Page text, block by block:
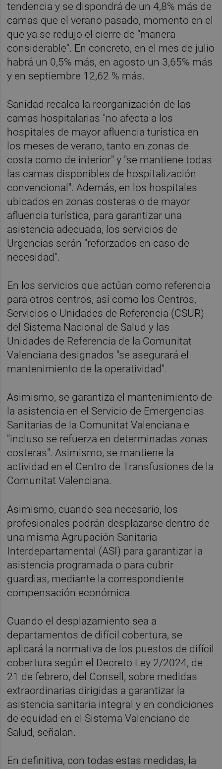
tendencia y se dispondrá de un 4,8% más de
camas que el verano pasado, momento en el
que ya se redujo el cierre de "manera
considerable". En concreto, en el mes de julio
habrá un 0,5% más, en agosto un 3,65% más
y en septiembre 12,62 % más.
Sanidad recalca la reorganización de las
camas hospitalarias "no afecta a los
hospitales de mayor afluencia turística en
los meses de verano, tanto en zonas de
costa como de interior" y "se mantiene todas
las camas disponibles de hospitalización
convencional". Además, en los hospitales
ubicados en zonas costeras o de mayor
afluencia turística, para garantizar una
asistencia adecuada, los servicios de
Urgencias serán "reforzados en caso de
necesidad".
En los servicios que actúan como referencia
para otros centros, así como los Centros,
Servicios o Unidades de Referencia (CSUR)
del Sistema Nacional de Salud y las
Unidades de Referencia de la Comunitat
Valenciana designados "se asegurará el
mantenimiento de la operatividad".
Asimismo, se garantiza el mantenimiento de
la asistencia en el Servicio de Emergencias
Sanitarias de la Comunitat Valenciana e
"incluso se refuerza en determinadas zonas
costeras". Asimismo, se mantiene la
actividad en el Centro de Transfusiones de la
Comunitat Valenciana.
Asimismo, cuando sea necesario, los
profesionales podrán desplazarse dentro de
una misma Agrupación Sanitaria
Interdepartamental (ASI) para garantizar la
asistencia programada o para cubrir
guardias, mediante la correspondiente
compensación económica.
Cuando el desplazamiento sea a
departamentos de difícil cobertura, se
aplicará la normativa de los puestos de difícil
cobertura según el Decreto Ley 2/2024, de
21 de febrero, del Consell, sobre medidas
extraordinarias dirigidas a garantizar la
asistencia sanitaria integral y en condiciones
de equidad en el Sistema Valenciano de
Salud, señalan.
En definitiva, con todas estas medidas, la